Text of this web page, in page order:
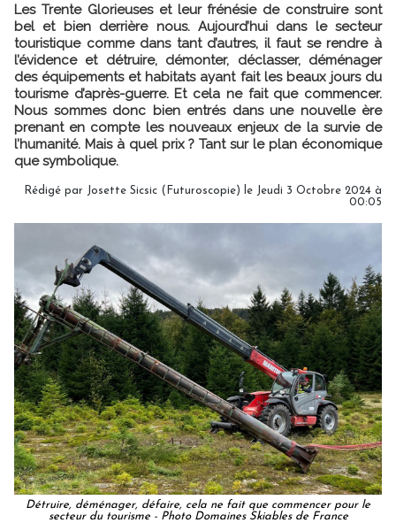
Les Trente Glorieuses et leur frénésie de construire sont
bel et bien derrière nous. Aujourd’hui dans le secteur
touristique comme dans tant d’autres, il faut se rendre à
l’évidence et détruire, démonter, déclasser, déménager
des équipements et habitats ayant fait les beaux jours du
tourisme d’après-guerre. Et cela ne fait que commencer.
Nous sommes donc bien entrés dans une nouvelle ère
prenant en compte les nouveaux enjeux de la survie de
l’humanité. Mais à quel prix ? Tant sur le plan économique
que symbolique.
Rédigé par Josette Sicsic (Futuroscopie) le Jeudi 3 Octobre 2024 à
00:05
Détruire, déménager, défaire, cela ne fait que commencer pour le
secteur du tourisme - Photo Domaines Skiables de France